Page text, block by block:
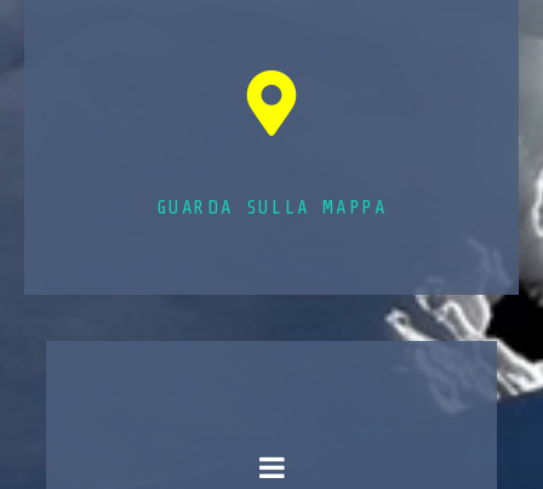
GUARDA SULLA MAPPA